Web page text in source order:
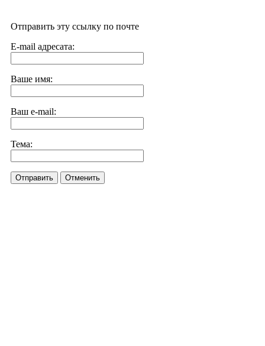
Отправить эту ссылку по почте
E-mail адресата:
Ваше имя:
Ваш e-mail:
Тема:
Отправить Отменить